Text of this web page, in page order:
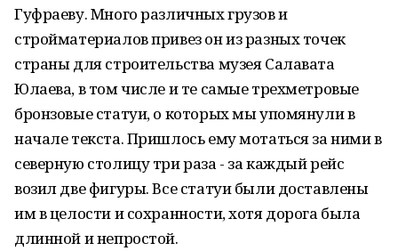
Гуфраеву. Много различных грузов и
стройматериалов привез он из разных точек
страны для строительства музея Салавата
Юлаева, в том числе и те самые трехметровые
бронзовые статуи, о которых мы упомянули в
начале текста. Пришлось ему мотаться за ними в
северную столицу три раза - за каждый рейс
возил две фигуры. Все статуи были доставлены
им в целости и сохранности, хотя дорога была
длинной и непростой.